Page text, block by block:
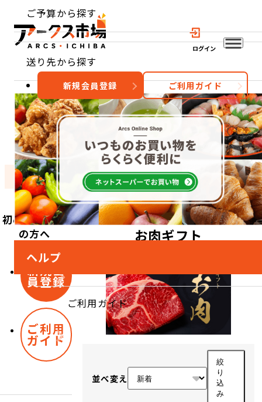
ログイン
ご予算から探す
送り先から探す
ヘルプ
ご利用ガイド
新規会員登録 ご利用ガイド
おすすめ 特集 カテゴリー
特集一覧 お肉ギフト
初めてご利用
の方へ
新規会
員登録
ご利用
ガイド
お肉ギフト
並べ変え
絞
り
込
み